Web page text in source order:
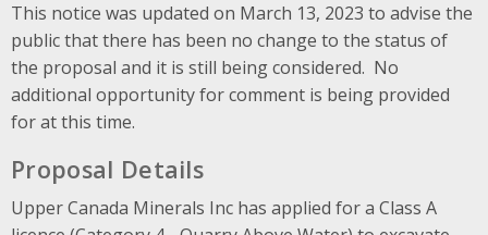
This notice was updated on March 13, 2023 to advise the
public that there has been no change to the status of
the proposal and it is still being considered. No
additional opportunity for comment is being provided
for at this time.
Proposal Details
Upper Canada Minerals Inc has applied for a Class A